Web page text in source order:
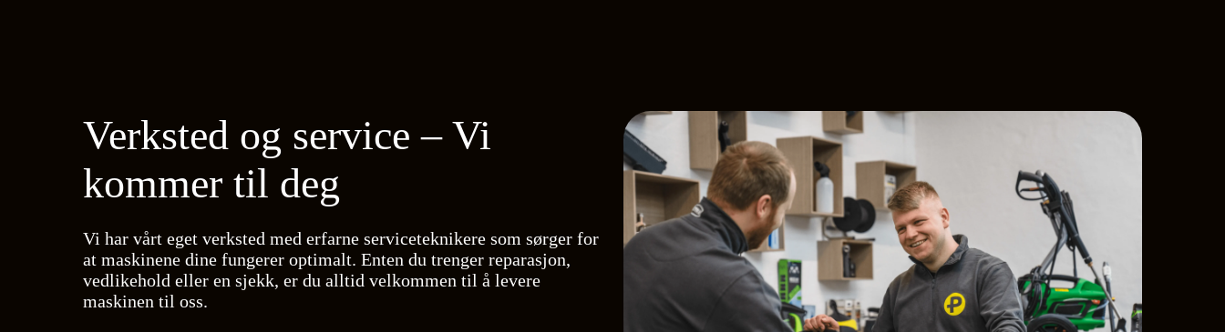
Verksted og service – Vi
kommer til deg
Vi har vårt eget verksted med erfarne serviceteknikere som sørger for
at maskinene dine fungerer optimalt. Enten du trenger reparasjon,
vedlikehold eller en sjekk, er du alltid velkommen til å levere
maskinen til oss.